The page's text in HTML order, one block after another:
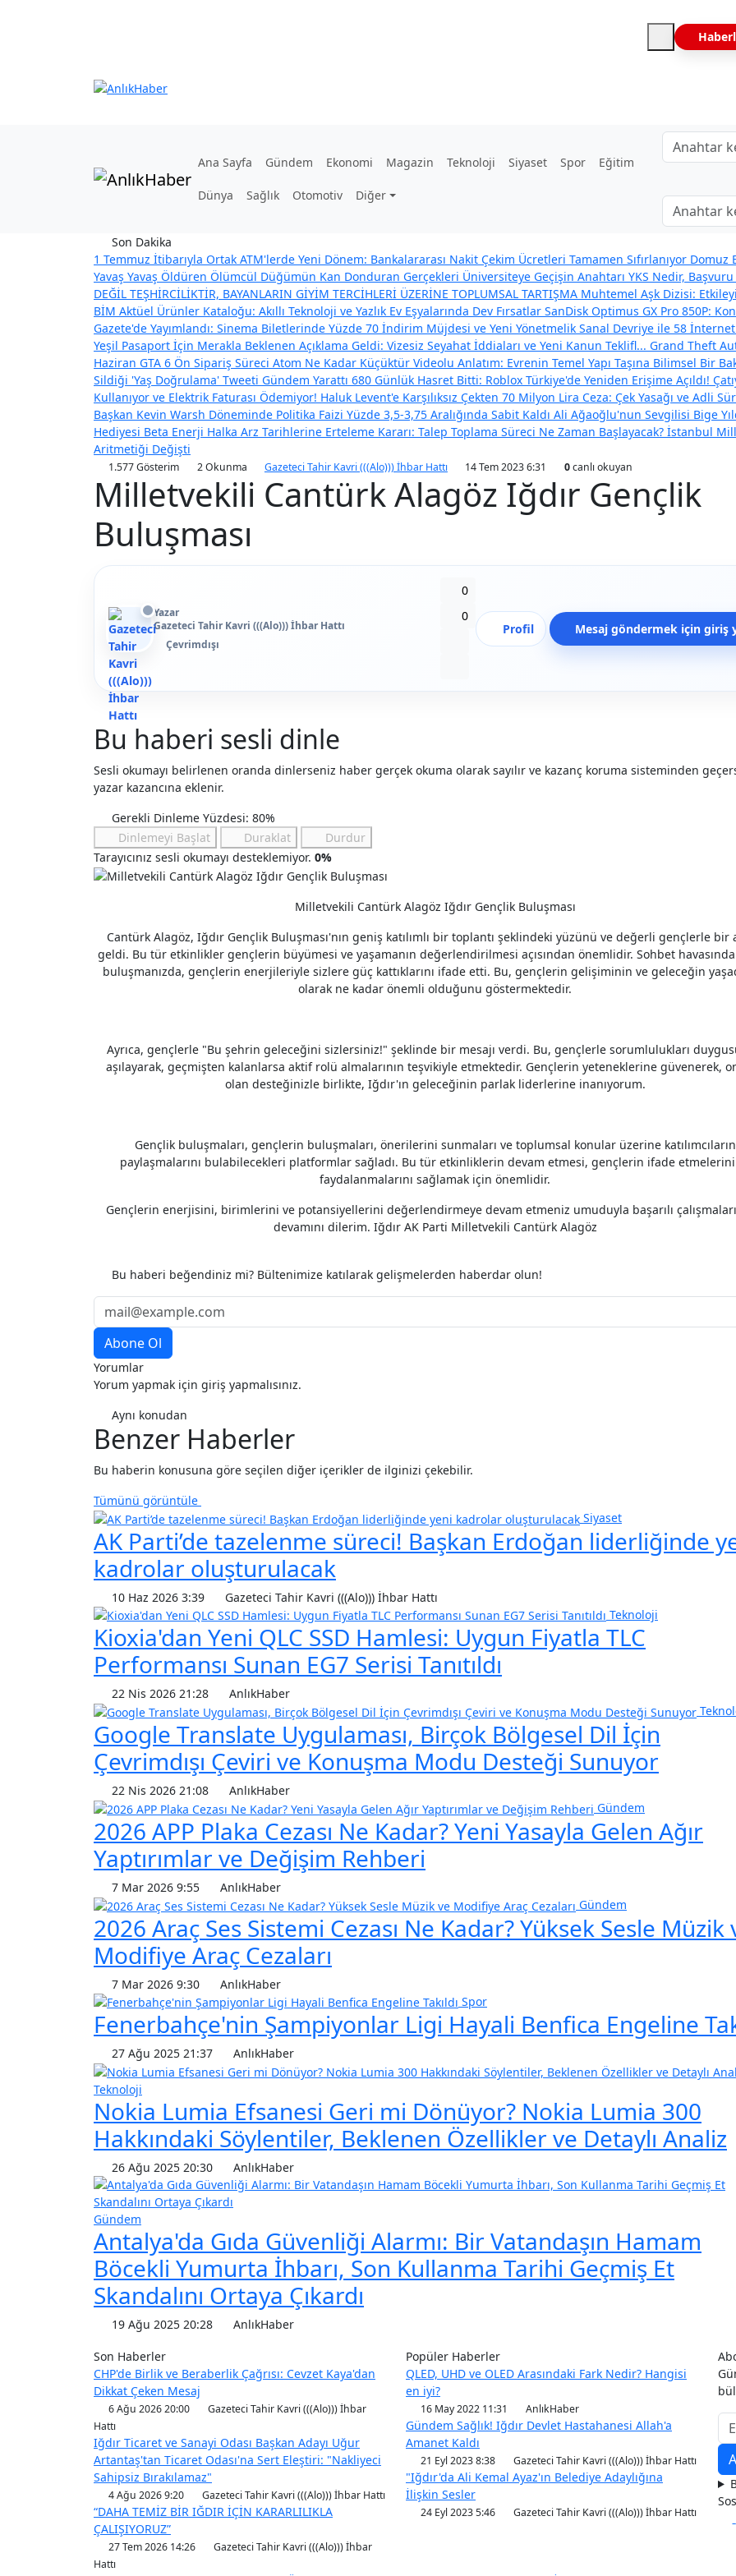
Ana Sayfa Gündem Ekonomi Magazin Teknoloji Siyaset Spor Eğitim
Dünya Sağlık Otomotiv Diğer
Son Dakika
1 Temmuz İtibarıyla Ortak ATM'lerde Yeni Dönem: Bankalararası Nakit Çekim Ücretleri Tamamen Sıfırlanıyor Domuz
Yavaş Yavaş Öldüren Ölümcül Düğümün Kan Donduran Gerçekleri Üniversiteye Geçişin Anahtarı YKS Nedir,
DEĞİL TEŞHİRCİLİKTİR, BAYANLARIN GİYİM TERCİHLERİ ÜZERİNE TOPLUMSAL TARTIŞMA Muhtemel Aşk Dizisi:
BİM Aktüel Ürünler Kataloğu: Akıllı Teknoloji ve Yazlık Ev Eşyalarında Dev Fırsatlar SanDisk Optimus GX Pro 850P:
Gazete'de Yayımlandı: Sinema Biletlerinde Yüzde 70 İndirim Müjdesi ve Yeni Yönetmelik Sanal Devriye ile 58
Yeşil Pasaport İçin Merakla Beklenen Açıklama Geldi: Vizesiz Seyahat İddiaları ve Yeni Kanun Teklifl... Grand Theft
Haziran GTA 6 Ön Sipariş Süreci Atom Ne Kadar Küçüktür Videolu Anlatım: Evrenin Temel Yapı Taşına Bilimsel Bir
Sildiği 'Yaş Doğrulama' Tweeti Gündem Yarattı 680 Günlük Hasret Bitti: Roblox Türkiye'de Yeniden Erişime Açıldı!
Kullanıyor ve Elektrik Faturası Ödemiyor! Haluk Levent'e Karşılıksız Çekten 70 Milyon Lira Ceza: Çek Yasağı ve Adli
Başkan Kevin Warsh Döneminde Politika Faizi Yüzde 3,5-3,75 Aralığında Sabit Kaldı Ali Ağaoğlu'nun Sevgilisi Bige
Hediyesi Beta Enerji Halka Arz Tarihlerine Erteleme Kararı: Talep Toplama Süreci Ne Zaman Başlayacak? İstanbul
Aritmetiği Değişti
1.577 Gösterim 2 Okunma Gazeteci Tahir Kavri (((Alo))) İhbar Hattı 14 Tem 2023 6:31 0canlı okuyan
Milletvekili Cantürk Alagöz Iğdır Gençlik
Buluşması
Yazar
Gazeteci Tahir Kavri (((Alo))) İhbar Hattı
Çevrimdışı
Beğen
0
Beğenmeme
0
Yer İmi
Profil Mesaj göndermek için giriş
Bu haberi sesli dinle
Sesli okumayı belirlenen oranda dinlerseniz haber gerçek okuma olarak sayılır ve kazanç koruma sisteminden
yazar kazancına eklenir.
Gerekli Dinleme Yüzdesi: 80%
Dinlemeyi Başlat
Duraklat
Durdur
Tarayıcınız sesli okumayı desteklemiyor. 0%
Milletvekili Cantürk Alagöz Iğdır Gençlik Buluşması
Cantürk Alagöz, Iğdır Gençlik Buluşması'nın geniş katılımlı bir toplantı şeklindeki yüzünü ve değerli gençlerle bir
geldi. Bu tür etkinlikler gençlerin büyümesi ve yaşamanın değerlendirilmesi açısından önemlidir. Sohbet
buluşmanızda, gençlerin enerjileriyle sizlere güç kattıklarını ifade etti. Bu, gençlerin gelişiminin ve geleceğin
olarak ne kadar önemli olduğunu göstermektedir.
Ayrıca, gençlerle "Bu şehrin geleceğini sizlersiniz!" şeklinde bir mesajı verdi. Bu, gençlerle sorumlulukları
aşılayarak, geçmişten kalanlarsa aktif rolü almalarının teşvikiyle etmektedir. Gençlerin yeteneklerine güvenerek,
olan desteğinizle birlikte, Iğdır'ın geleceğinin parlak liderlerine inanıyorum.
Gençlik buluşmaları, gençlerin buluşmaları, önerilerini sunmaları ve toplumsal konular üzerine katılımcıların
paylaşmalarını bulabilecekleri platformlar sağladı. Bu tür etkinliklerin devam etmesi, gençlerin ifade
faydalanmalarını sağlamak için önemlidir.
Gençlerin enerjisini, birimlerini ve potansiyellerini değerlendirmeye devam etmeniz umuduyla başarılı
devamını dilerim. Iğdır AK Parti Milletvekili Cantürk Alagöz
Bu haberi beğendiniz mi? Bültenimize katılarak gelişmelerden haberdar olun!
Yorumlar
Yorum yapmak için giriş yapmalısınız.
Aynı konudan
Benzer Haberler
Bu haberin konusuna göre seçilen diğer içerikler de ilginizi çekebilir.
Tümünü görüntüle
Siyaset
AK Parti’de tazelenme süreci! Başkan Erdoğan liderliğinde
kadrolar oluşturulacak
10 Haz 2026 3:39
Gazeteci Tahir Kavri (((Alo))) İhbar Hattı
Teknoloji
Kioxia'dan Yeni QLC SSD Hamlesi: Uygun Fiyatla TLC
Performansı Sunan EG7 Serisi Tanıtıldı
22 Nis 2026 21:28
AnlıkHaber
Google Translate Uygulaması, Birçok Bölgesel Dil İçin
Çevrimdışı Çeviri ve Konuşma Modu Desteği Sunuyor
22 Nis 2026 21:08
AnlıkHaber
Gündem
2026 APP Plaka Cezası Ne Kadar? Yeni Yasayla Gelen Ağır
Yaptırımlar ve Değişim Rehberi
7 Mar 2026 9:55
AnlıkHaber
Gündem
2026 Araç Ses Sistemi Cezası Ne Kadar? Yüksek Sesle Müzik
Modifiye Araç Cezaları
7 Mar 2026 9:30
AnlıkHaber
Spor
Fenerbahçe'nin Şampiyonlar Ligi Hayali Benfica Engeline
27 Ağu 2025 21:37 AnlıkHaber
Teknoloji
Nokia Lumia Efsanesi Geri mi Dönüyor? Nokia Lumia 300
Hakkındaki Söylentiler, Beklenen Özellikler ve Detaylı Analiz
26 Ağu 2025 20:30 AnlıkHaber
Gündem
Antalya'da Gıda Güvenliği Alarmı: Bir Vatandaşın Hamam
Böcekli Yumurta İhbarı, Son Kullanma Tarihi Geçmiş Et
Skandalını Ortaya Çıkardı
19 Ağu 2025 20:28 AnlıkHaber
Son Haberler
CHP'de Birlik ve Beraberlik Çağrısı: Cevzet Kaya'dan
Dikkat Çeken Mesaj
6 Ağu 2026 20:00
Gazeteci Tahir Kavri (((Alo))) İhbar
Hattı
Iğdır Ticaret ve Sanayi Odası Başkan Adayı Uğur
Artantaş'tan Ticaret Odası'na Sert Eleştiri: "Nakliyeci
Sahipsiz Bırakılamaz"
4 Ağu 2026 9:20 Gazeteci Tahir Kavri (((Alo))) İhbar Hattı
“DAHA TEMİZ BİR IĞDIR İÇİN KARARLILIKLA
ÇALIŞIYORUZ”
27 Tem 2026 14:26
Gazeteci Tahir Kavri (((Alo))) İhbar
Hattı
Popüler Haberler
QLED, UHD ve OLED Arasındaki Fark Nedir? Hangisi
en iyi?
16 May 2022 11:31 AnlıkHaber
Gündem Sağlık! Iğdır Devlet Hastahanesi Allah'a
Amanet Kaldı
21 Eyl 2023 8:38 Gazeteci Tahir Kavri (((Alo))) İhbar Hattı
"Iğdır'da Ali Kemal Ayaz'ın Belediye Adaylığına
İlişkin Sesler
24 Eyl 2023 5:46 Gazeteci Tahir Kavri (((Alo))) İhbar Hattı